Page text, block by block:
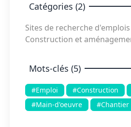
Catégories (2)
Sites de recherche d'emplois
Construction et
Mots-clés (5)
#Emploi #Construction
#Main-d'oeuvre
#Chantier